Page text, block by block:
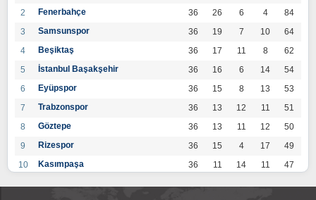
2
Fenerbahçe 36 26 6 4
84
3
Samsunspor 36 19 7 10
64
4
Beşiktaş 36 17 11 8
62
5
İstanbul Başakşehir 36 16 6 14
54
6
Eyüpspor 36 15 8 13
53
7
Trabzonspor 36 13 12 11
51
8
Göztepe 36 13 11 12
50
9
Rizespor 36 15 4 17
49
10
Kasımpaşa 36 11 14 11
47